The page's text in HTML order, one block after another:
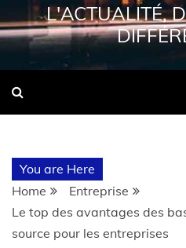
L'ACTUALITÉ,
You are Here
Home
Entreprise
Le top des avantages des
source pour les entreprises